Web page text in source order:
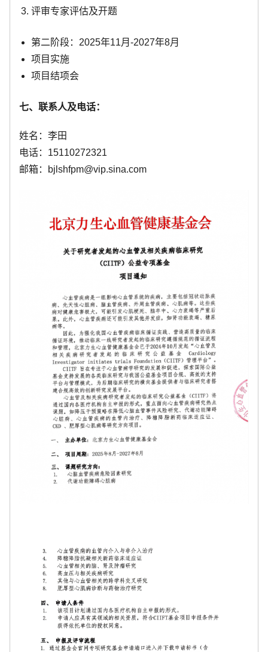
评审专家评估及开题
第二阶段：2025年11月-2027年8月
项目实施
项目结项会
七、联系人及电话：
姓名：李田
电话：15110272321
邮箱：bjlshfpm@vip.sina.com